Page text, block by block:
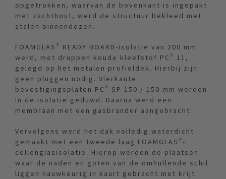
opgetrokken, waarvan de bovenkant is ingepakt
met zachthout, werd de structuur bekleed met
stalen binnendozen.
FOAMGLAS® READY BOARD-isolatie van 200 mm
werd, met druppen koude kleefstof PC® 11,
gelegd op het metalen profieldek. Hierbij zijn
geen pluggen nodig. Vierkante
bevestigingsplaten PC® SP 150 / 150 mm werden
in de isolatie geduwd. Daarna werd een
membraan met een gasbrander aangebracht.
Vervolgens werd het dak volledig waterdicht
gemaakt met een tweede laag FOAMGLAS®-
cellenglasisolatie. Hierop werden de plaatsen
waar de naden en goten van de omhullende schil
liggen nauwkeurig in kaart gebracht met krijt.